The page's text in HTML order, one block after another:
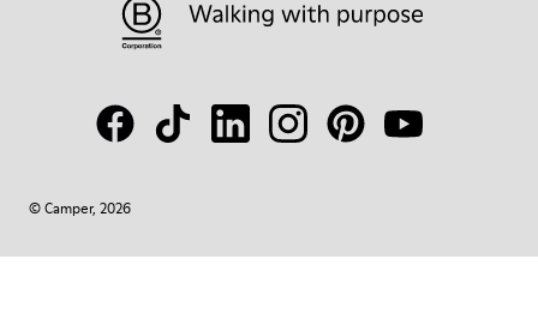
© Camper, 2026